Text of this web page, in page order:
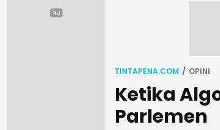
TINTAPENA.COM OPINI
Ketika
Parlemen